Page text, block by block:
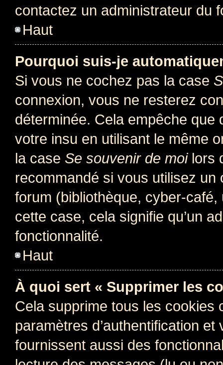
contactez un administrateur du
Haut
Pourquoi suis-je
Si vous ne cochez pas la case
connexion, vous ne resterez
déterminée. Cela empêche que
votre insu en utilisant le même
la case Se souvenir de moilors
recommandé si vous utilisez
forum (bibliothèque, cyber-
cette case, cela signifie qu’un
fonctionnalité.
Haut
À quoi sert « Supprimer les
Cela supprime tous les cookies
paramètres d’authentification
fournissent aussi des